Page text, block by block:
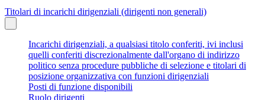
Titolari di incarichi dirigenziali (dirigenti non generali)
Incarichi dirigenziali, a qualsiasi titolo conferiti, ivi inclusi
quelli conferiti discrezionalmente dall'organo di indirizzo
politico senza procedure pubbliche di selezione e titolari di
posizione organizzativa con funzioni dirigenziali
Posti di funzione disponibili
Ruolo dirigenti